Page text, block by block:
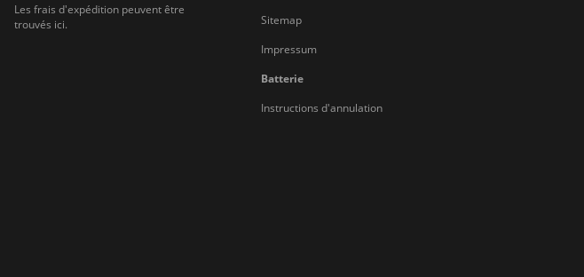
Les frais d'expédition peuvent être
trouvés ici.
Sitemap
Impressum
Batterie
Instructions d'annulation